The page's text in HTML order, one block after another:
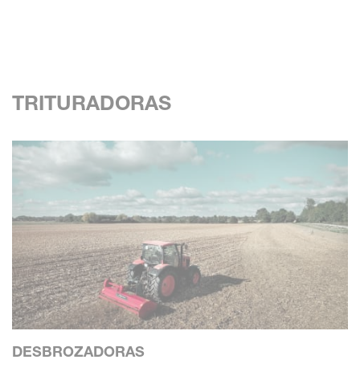
TRITURADORAS
DESBROZADORAS